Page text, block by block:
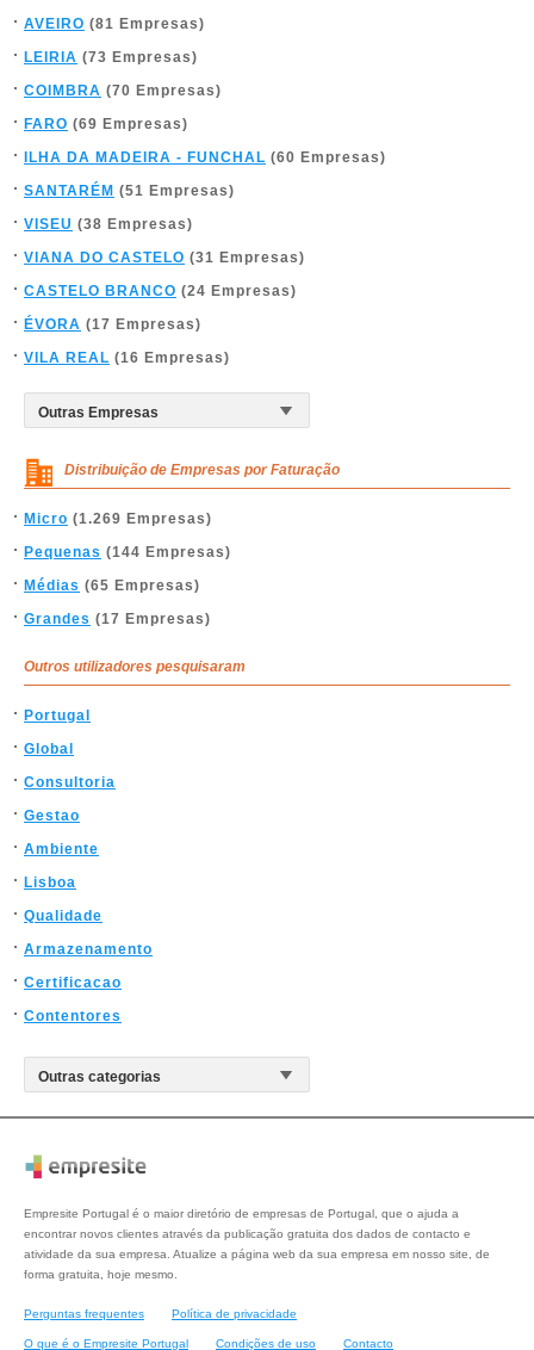
AVEIRO (81 Empresas)
LEIRIA (73 Empresas)
COIMBRA (70 Empresas)
FARO (69 Empresas)
ILHA DA MADEIRA - FUNCHAL (60 Empresas)
SANTARÉM (51 Empresas)
VISEU (38 Empresas)
VIANA DO CASTELO (31 Empresas)
CASTELO BRANCO (24 Empresas)
ÉVORA (17 Empresas)
VILA REAL (16 Empresas)
Distribuição de Empresas por Faturação
Micro (1.269 Empresas)
Pequenas (144 Empresas)
Médias (65 Empresas)
Grandes (17 Empresas)
Outros utilizadores pesquisaram
Portugal
Global
Consultoria
Gestao
Ambiente
Lisboa
Qualidade
Armazenamento
Certificacao
Contentores
Empresite Portugal é o maior diretório de empresas de Portugal, que o ajuda a
encontrar novos clientes através da publicação gratuita dos dados de contacto e
atividade da sua empresa. Atualize a página web da sua empresa em nosso site, de
forma gratuita, hoje mesmo.
Perguntas frequentes Política de privacidade
O que é o Empresite Portugal Condições de uso Contacto